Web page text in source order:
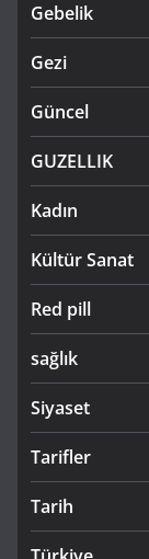
Gebelik
Gezi
Güncel
GUZELLIK
Kadın
Kültür Sanat
Red pill
sağlık
Siyaset
Tarifler
Tarih